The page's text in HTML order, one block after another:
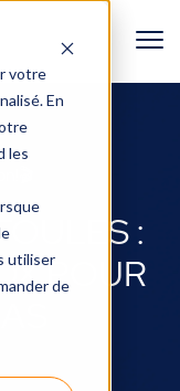
votre
En
les
utiliser
de
:
POUR